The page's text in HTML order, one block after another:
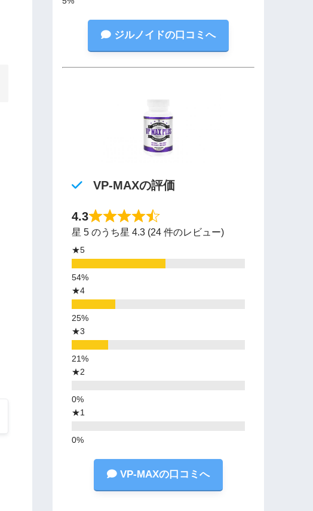
ジルノイドの口コミへ
VP-MAXの評価
4.3
星 5 のうち星 4.3 (24 件のレビュー)
★5
★4
★3
★2
★1
VP-MAXの口コミへ